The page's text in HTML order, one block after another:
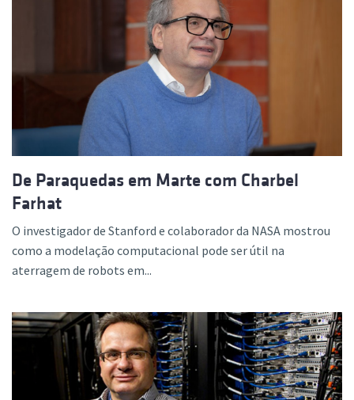
De Paraquedas em Marte com Charbel
Farhat
O investigador de Stanford e colaborador da NASA mostrou
como a modelação computacional pode ser útil na
aterragem de robots em...